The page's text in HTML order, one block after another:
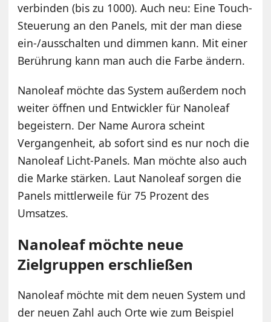
verbinden (bis zu 1000). Auch neu: Eine Touch-
Steuerung an den Panels, mit der man diese
ein-/ausschalten und dimmen kann. Mit einer
Berührung kann man auch die Farbe ändern.
Nanoleaf möchte das System außerdem noch
weiter öffnen und Entwickler für Nanoleaf
begeistern. Der Name Aurora scheint
Vergangenheit, ab sofort sind es nur noch die
Nanoleaf Licht-Panels. Man möchte also auch
die Marke stärken. Laut Nanoleaf sorgen die
Panels mittlerweile für 75 Prozent des
Umsatzes.
Nanoleaf möchte neue
Zielgruppen erschließen
Nanoleaf möchte mit dem neuen System und
der neuen Zahl auch Orte wie zum Beispiel